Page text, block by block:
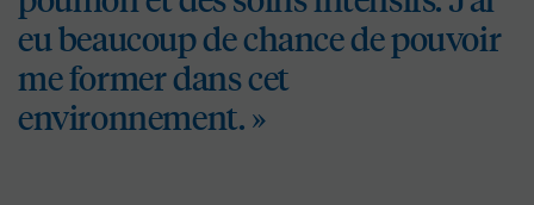
eu beaucoup de chance de pouvoir
me former dans cet
environnement. »